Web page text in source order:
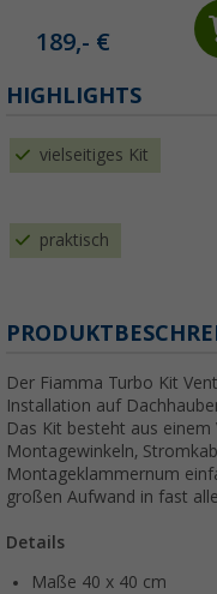
Verdunkelungsrollo 50
cm
189,- €
HIGHLIGHTS
vielseitiges Kit
praktisch
Der Fiamma Turbo Kit
Installation auf
Das Kit besteht aus
Montagewinkeln,
Montageklammernum
großen Aufwand in fast
Details
Maße 40 x 40 cm